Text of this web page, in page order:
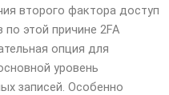
второго фактора доступ
этой причине 2FA
опция для
уровень
записей. Особенно